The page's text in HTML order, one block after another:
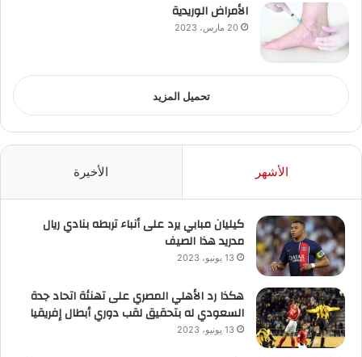
الأمراض الوريدية
20 مارس، 2023
تحميل المزيد
الأشهر الأخيرة
كيليان مبابي يرد على أنباء تربطه بنادي ريال
مدريد هذا الصيف
13 يونيو، 2023
هكذا رد الأهلي المصري على تهنئة اتحاد جدة
السعودي له بتحقيق لقب دوري أبطال إفريقيا
13 يونيو، 2023